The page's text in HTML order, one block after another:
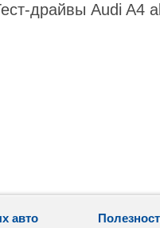
драйвы Audi A4
авто